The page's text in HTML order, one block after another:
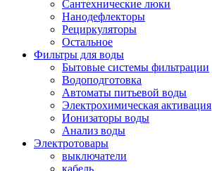
Сантехнические люки
Нанодефлекторы
Рециркуляторы
Остальное
Фильтры для воды
Бытовые системы фильтрации
Водоподготовка
Автоматы питьевой воды
Электрохимическая активация
Ионизаторы воды
Анализ воды
Электротовары
выключатели
кабель